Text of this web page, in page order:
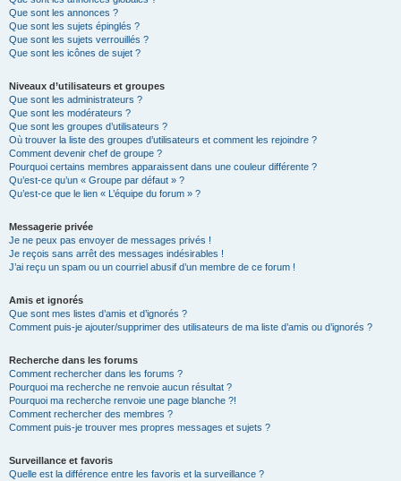
Que sont les annonces ?
Que sont les sujets épinglés ?
Que sont les sujets verrouillés ?
Que sont les icônes de sujet ?
Niveaux d’utilisateurs et groupes
Que sont les administrateurs ?
Que sont les modérateurs ?
Que sont les groupes d’utilisateurs ?
Où trouver la liste des groupes d’utilisateurs et comment les rejoindre ?
Comment devenir chef de groupe ?
Pourquoi certains membres apparaissent dans une couleur différente ?
Qu’est-ce qu’un « Groupe par défaut » ?
Qu’est-ce que le lien « L’équipe du forum » ?
Messagerie privée
Je ne peux pas envoyer de messages privés !
Je reçois sans arrêt des messages indésirables !
J’ai reçu un spam ou un courriel abusif d’un membre de ce forum !
Amis et ignorés
Que sont mes listes d’amis et d’ignorés ?
Comment puis-je ajouter/supprimer des utilisateurs de ma liste d’amis ou d’ignorés ?
Recherche dans les forums
Comment rechercher dans les forums ?
Pourquoi ma recherche ne renvoie aucun résultat ?
Pourquoi ma recherche renvoie une page blanche ?!
Comment rechercher des membres ?
Comment puis-je trouver mes propres messages et sujets ?
Surveillance et favoris
Quelle est la différence entre les favoris et la surveillance ?